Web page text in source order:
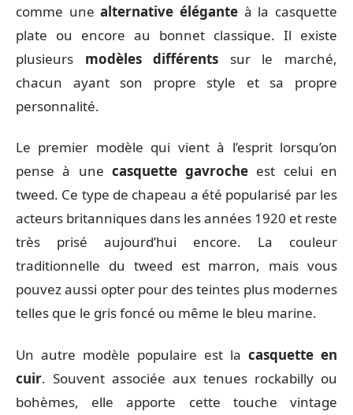
comme unealternative élégante à la casquette
plate ou encore au bonnet classique. Il existe
plusieurs modèles différents sur le marché,
chacun ayant son propre style et sa propre
personnalité.
Le premier modèle qui vient à l’esprit lorsqu’on
pense à une casquette gavroche est celui en
tweed. Ce type de chapeau a été popularisé par les
acteurs britanniques dans les années 1920 et reste
très prisé aujourd’hui encore. La couleur
traditionnelle du tweed est marron, mais vous
pouvez aussi opter pour des teintes plus modernes
telles que le gris foncé ou même le bleu marine.
Un autre modèle populaire est la casquette en
cuir. Souvent associée aux tenues rockabilly ou
bohèmes, elle apporte cette touche vintage